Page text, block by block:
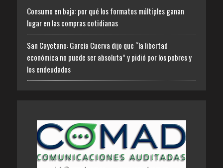
Consumo en baja: por qué los formatos múltiples ganan
lugar en las compras cotidianas
San Cayetano: García Cuerva dijo que “la libertad
económica no puede ser absoluta” y pidió por los pobres y
los endeudados